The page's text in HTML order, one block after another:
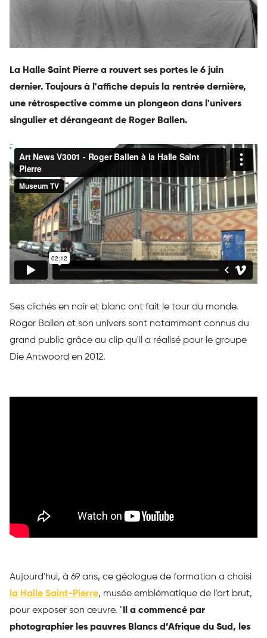
La Halle Saint Pierre a rouvert ses portes le 6 juin
dernier. Toujours à l'affiche depuis la rentrée dernière,
une rétrospective comme un plongeon dans l'univers
singulier et dérangeant de Roger Ballen.
Ses clichés en noir et blanc ont fait le tour du monde.
Roger Ballen et son univers sont notamment connus du
grand public grâce au clip qu'il a réalisé pour le groupe
Die Antwoord en 2012.
Aujourd'hui, à 69 ans, ce géologue de formation a choisi
la Halle Saint-Pierre, musée emblématique de l’art brut,
pour exposer son œuvre. " Il a commencé par
photographier les pauvres Blancs d’Afrique du Sud, les